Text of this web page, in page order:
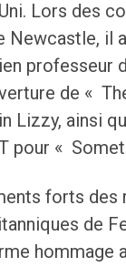
Lors des
Newcastle, il
professeur
de «
Lizzy, ainsi
pour «
forts des
de
hommage